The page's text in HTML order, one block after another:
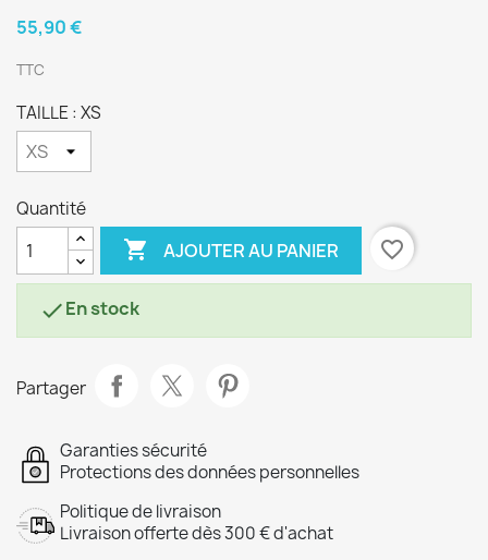
55,90 €
TTC
TAILLE : XS
Quantité
 AJOUTER AU PANIER favorite_border
En stock
Partager
Garanties sécurité
Protections des données personnelles
Politique de livraison
Livraison offerte dès 300 € d'achat